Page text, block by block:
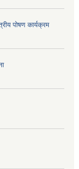
पोषण कार्यक्रम